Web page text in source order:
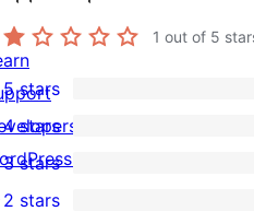
1 out of 5
0
5-
star
reviews
5 stars
0
4-
star
4 stars
0
3-
3 stars
2 stars